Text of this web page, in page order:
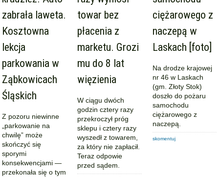
zabrała laweta.
Kosztowna
lekcja
parkowania w
Ząbkowicach
Śląskich
Z pozoru niewinne
„parkowanie na
chwilę” może
skończyć się
sporymi
konsekwencjami —
przekonała się o tym
towar bez
płacenia z
marketu. Grozi
mu do 8 lat
więzienia
W ciągu dwóch
godzin cztery razy
przekroczył próg
sklepu i cztery razy
wyszedł z towarem,
za który nie zapłacił.
Teraz odpowie
przed sądem.
ciężarowego z
naczepą w
Laskach [foto]
Na drodze krajowej
nr 46 w Laskach
(gm. Złoty Stok)
doszło do pożaru
samochodu
ciężarowego z
naczepą.
skomentuj